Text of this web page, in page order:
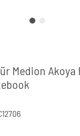
Medion Akoya